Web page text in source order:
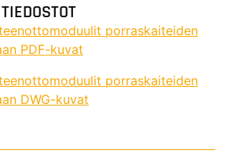
porraskaiteiden
PDF-kuvat
porraskaiteiden
DWG-kuvat